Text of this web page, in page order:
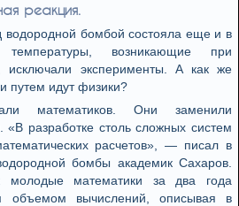
реакция.
водородной бомбой состояла еще и в
возникающие при
исключали эксперименты. А как же
путем идут физики?
математиков. Они заменили
«В разработке столь сложных систем
расчетов», — писал в
бомбы академик Сахаров.
молодые математики за два года
объемом вычислений, описывая в